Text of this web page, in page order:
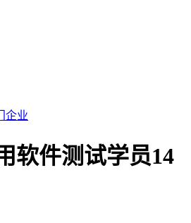
企业
软件测试学员14